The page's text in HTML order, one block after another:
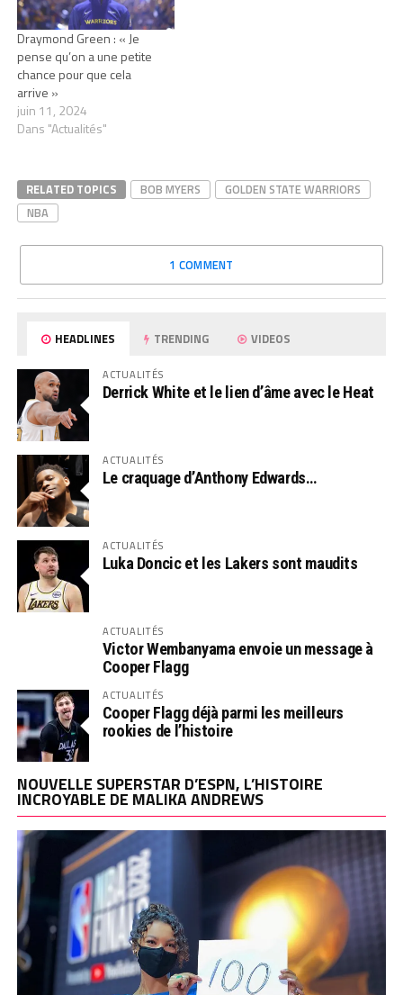
Draymond Green : « Je
pense qu’on a une petite
chance pour que cela
arrive »
juin 11, 2024
Dans "Actualités"
RELATED TOPICS BOB MYERS
GOLDEN STATE WARRIORS
NBA
1 COMMENT
HEADLINES TRENDING VIDEOS
ACTUALITÉS
Derrick White et le lien d’âme avec le Heat
ACTUALITÉS
Le craquage d’Anthony Edwards…
ACTUALITÉS
Luka Doncic et les Lakers sont maudits
ACTUALITÉS
Victor Wembanyama envoie un message à
Cooper Flagg
ACTUALITÉS
Cooper Flagg déjà parmi les meilleurs
rookies de l’histoire
NOUVELLE SUPERSTAR D’ESPN, L’HISTOIRE
INCROYABLE DE MALIKA ANDREWS